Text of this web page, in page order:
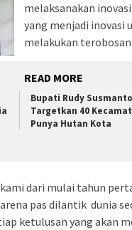
melaksanakan
yang menjadi inovasi
melakukan
READ MORE
Bupati Rudy Susmanto
Targetkan 40
Punya Hutan Kota
dari mulai tahun
pas dilantik dunia
ketulusan yang akan